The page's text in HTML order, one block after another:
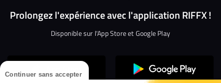
Continuer sans accepter
Prolongez l'expérience avec l'application RIFFX !
Disponible sur l'App Store et Google Play